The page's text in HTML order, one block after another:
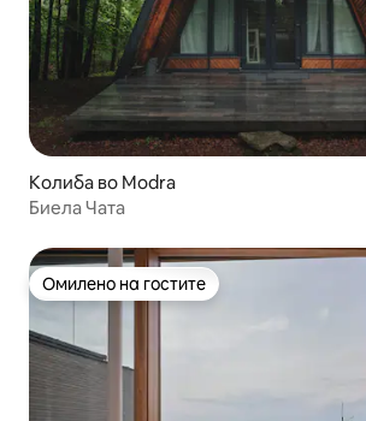
Колиба во Modra
Биела Чата
Омилено на гостите
Омилено на гостите